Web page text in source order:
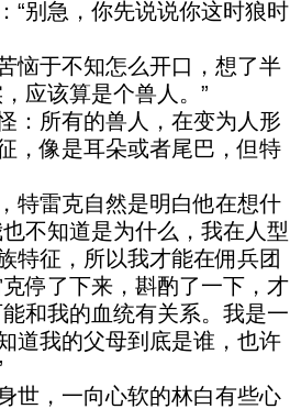
“别急，你先说说你这时狼时
恼于不知怎么开口，想了半
应该算是个兽人。”
：所有的兽人，在变为人形
，像是耳朵或者尾巴，但特
特雷克自然是明白他在想什
不知道是为什么，我在人型
特征，所以我才能在佣兵团
停了下来，斟酌了一下，才
和我的血统有关系。我是一
道我的父母到底是谁，也许
世，一向心软的林白有些心